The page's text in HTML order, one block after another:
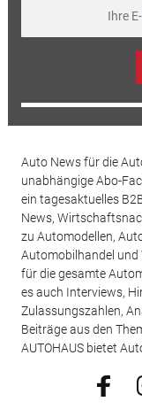
Auto News für die
unabhängige Abo-
ein tagesaktuelles
News,
zu Automodellen,
Automobilhandel
für die gesamte
es auch Interviews,
Zulassungszahlen,
Beiträge aus den
AUTOHAUS bietet